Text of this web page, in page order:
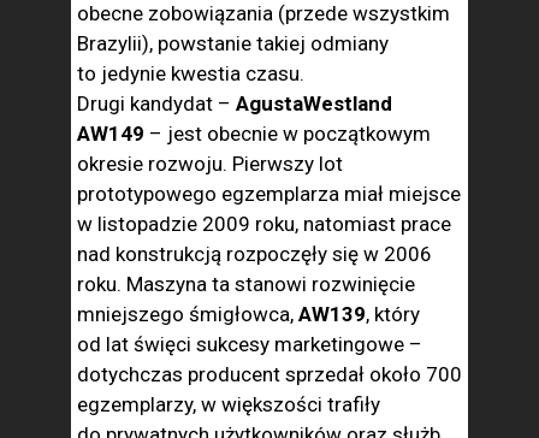
obecne zobowiązania (przede wszystkim
Brazylii), powstanie takiej odmiany
to jedynie kwestia czasu.
Drugi kandydat – AgustaWestland
AW149 – jest obecnie w początkowym
okresie rozwoju. Pierwszy lot
prototypowego egzemplarza miał miejsce
w listopadzie 2009 roku, natomiast prace
nad konstrukcją rozpoczęły się w 2006
roku. Maszyna ta stanowi rozwinięcie
mniejszego śmigłowca, AW139, który
od lat święci sukcesy marketingowe –
dotychczas producent sprzedał około 700
egzemplarzy, w większości trafiły